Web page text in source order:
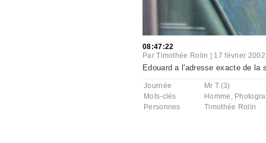
08:47:22
ParTimothée Rolin 17 février 2002
Edouard a l'adresse exacte de
Journée
Mr T.(3)
Mots-clés
Homme ,
Personnes
Timothée Rolin